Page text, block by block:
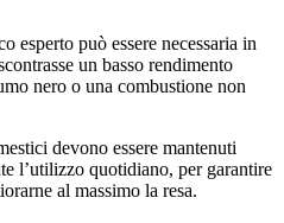
esperto può essere necessaria in
un basso rendimento
nero o una combustione non
devono essere mantenuti
l’utilizzo quotidiano, per garantire
al massimo la resa.